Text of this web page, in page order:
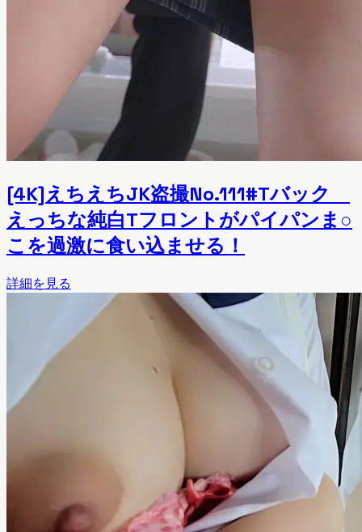
[4K]えちえちJK盗撮No.111#Tバック
えっちな純白Tフロントがパイパンま○
こを過激に食い込ませる！
詳細を見る